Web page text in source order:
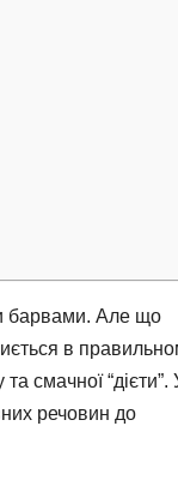
барвами. Але що
в
смачної “дієти”.
речовин до